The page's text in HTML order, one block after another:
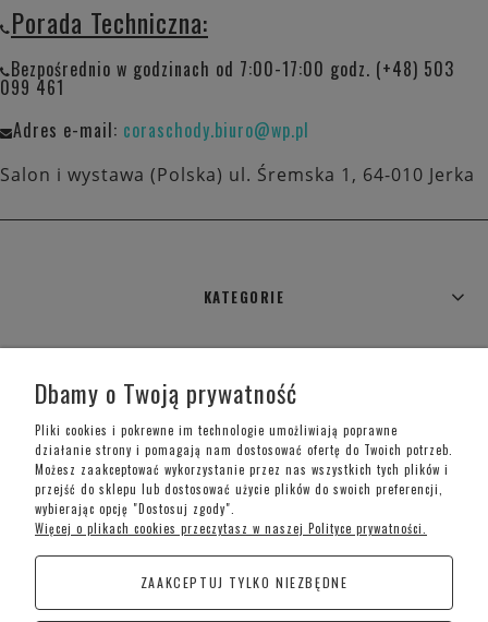
Porada Techniczna:
Bezpośrednio w godzinach od 7:00-17:00 godz. (+48) 503
099 461
Adres e-mail: coraschody.biuro@wp.pl
Salon i wystawa (Polska) ul. Śremska 1, 64-010 Jerka
KATEGORIE
MOJE KONTO
INFORMACJE O SKLEPIE
Telefon kontaktowy –+48 697 733 970
Dbamy o Twoją prywatność
Pliki cookies i pokrewne im technologie umożliwiają poprawne
działanie strony i pomagają nam dostosować ofertę do Twoich potrzeb.
Możesz zaakceptować wykorzystanie przez nas wszystkich tych plików i
przejść do sklepu lub dostosować użycie plików do swoich preferencji,
wybierając opcję "Dostosuj zgody".
Więcej o plikach cookies przeczytasz w naszej Polityce prywatności.
ZAAKCEPTUJ TYLKO NIEZBĘDNE